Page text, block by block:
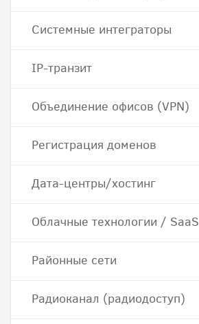
Системные интеграторы
IP-транзит
Объединение офисов (VPN)
Регистрация доменов
Дата-центры/хостинг
Облачные технологии / SaaS
Районные сети
Радиоканал (радиодоступ)